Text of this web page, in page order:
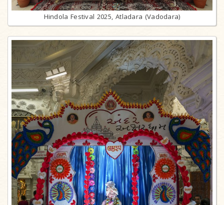
Hindola Festival 2025, Atladara (Vadodara)